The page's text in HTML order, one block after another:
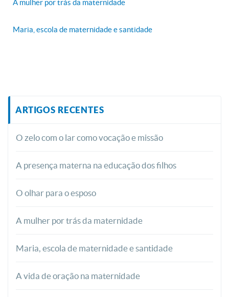
A mulher por trás da maternidade
Maria, escola de maternidade e santidade
ARTIGOS RECENTES
O zelo com o lar como vocação e missão
A presença materna na educação dos filhos
O olhar para o esposo
A mulher por trás da maternidade
Maria, escola de maternidade e santidade
A vida de oração na maternidade